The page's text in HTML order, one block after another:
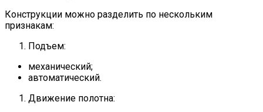
Конструкции можно разделить по нескольким
признакам:
Подъем:
механический;
автоматический.
Движение полотна: